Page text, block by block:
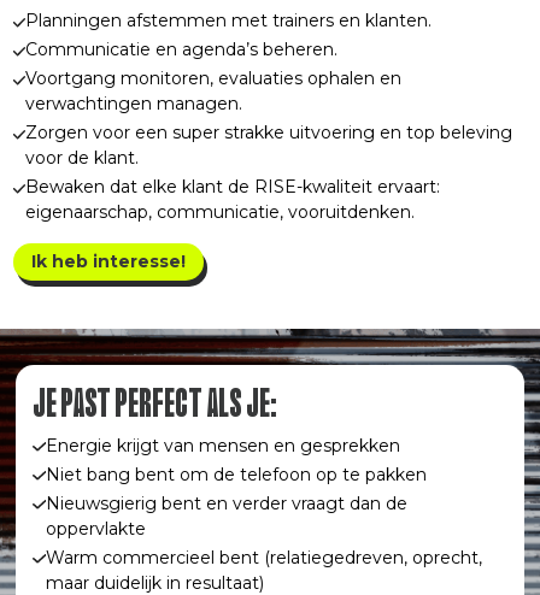
Planningen afstemmen met trainers en klanten.
Communicatie en agenda’s beheren.
Voortgang monitoren, evaluaties ophalen en
verwachtingen managen.
Zorgen voor een super strakke uitvoering en top beleving
voor de klant.
Bewaken dat elke klant de RISE-kwaliteit ervaart:
eigenaarschap, communicatie, vooruitdenken.
Ik heb interesse!
JE PAST PERFECT ALS JE:
Energie krijgt van mensen en gesprekken
Niet bang bent om de telefoon op te pakken
Nieuwsgierig bent en verder vraagt dan de
oppervlakte
Warm commercieel bent (relatiegedreven, oprecht,
maar duidelijk in resultaat)